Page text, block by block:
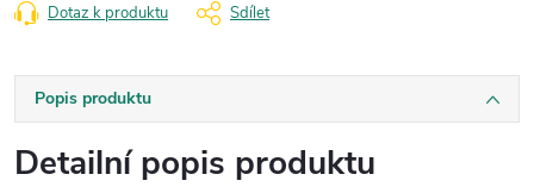
Dotaz k produktu Sdílet
Popis produktu
Detailní popis produktu